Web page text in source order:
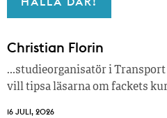
Christian Florin
…studieorganisatör i Transport
vill tipsa läsarna om fackets
16 JULI, 2026